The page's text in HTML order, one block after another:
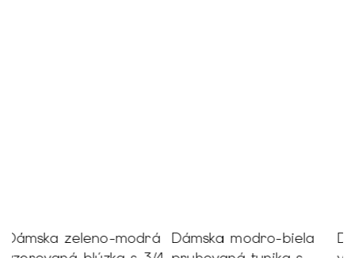
Dámska modro-biela
Dámska béžovo-ružová